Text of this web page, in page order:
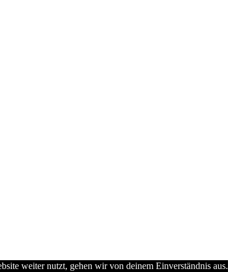
weiter nutzt, gehen wir von deinem Einverständnis aus.